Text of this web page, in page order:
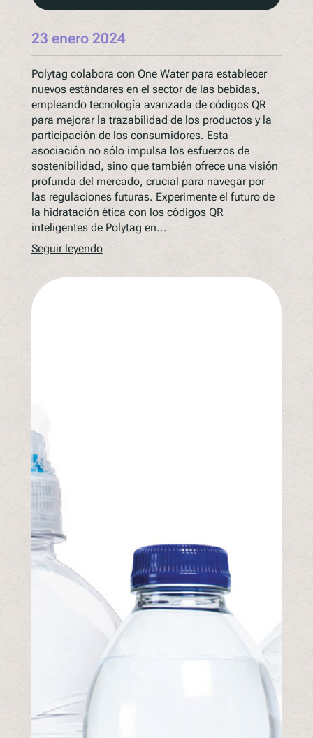
23 enero 2024
Polytag colabora con One Water para establecer
nuevos estándares en el sector de las bebidas,
empleando tecnología avanzada de códigos QR
para mejorar la trazabilidad de los productos y la
participación de los consumidores. Esta
asociación no sólo impulsa los esfuerzos de
sostenibilidad, sino que también ofrece una visión
profunda del mercado, crucial para navegar por
las regulaciones futuras. Experimente el futuro de
la hidratación ética con los códigos QR
inteligentes de Polytag en...
Seguir leyendo